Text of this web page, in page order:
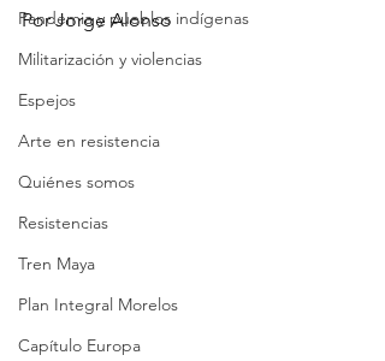
Pandemia y pueblos indígenas
Militarización y violencias
Espejos
Arte en resistencia
Quiénes somos
Resistencias
Tren Maya
Plan Integral Morelos
Capítulo Europa
Por Jorge Alonso